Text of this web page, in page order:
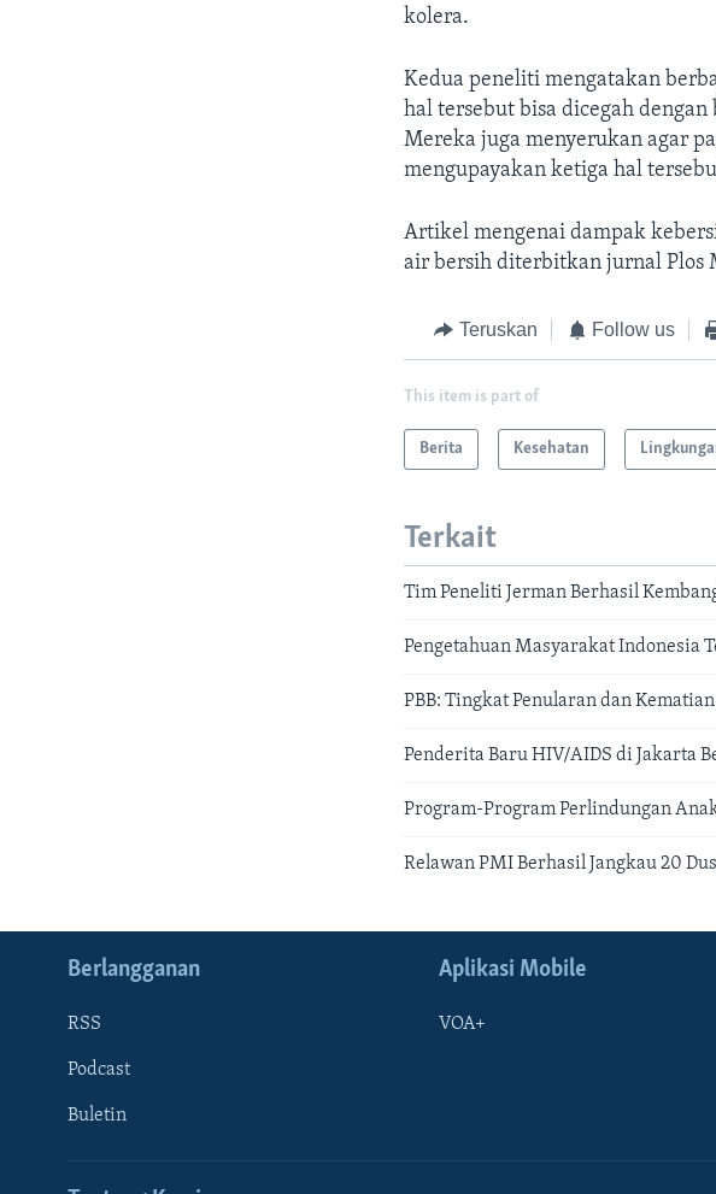
kolera.
Kedua peneliti mengatakan
hal tersebut bisa dicegah
Mereka juga menyerukan agar
mengupayakan ketiga hal
Artikel mengenai dampak
air bersih diterbitkan jurnal Plos
Teruskan Follow us
This item is part of
Berita Kesehatan
Terkait
Tim Peneliti Jerman Berhasil
Pengetahuan Masyarakat Indonesia
PBB: Tingkat Penularan dan
Penderita Baru HIV/AIDS di Jakarta
Program-Program Perlindungan
Relawan PMI Berhasil Jangkau 20
Berlangganan
RSS
Podcast
Buletin
Aplikasi Mobile
VOA+